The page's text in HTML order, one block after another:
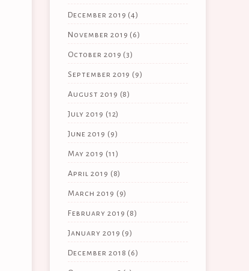
December 2019 (4)
November 2019 (6)
October 2019 (3)
September 2019 (9)
August 2019 (8)
July 2019 (12)
June 2019 (9)
May 2019 (11)
April 2019 (8)
March 2019 (9)
February 2019 (8)
January 2019 (9)
December 2018 (6)